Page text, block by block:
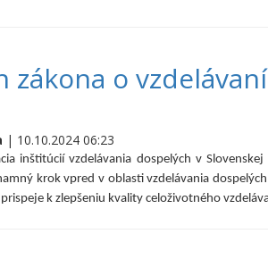
zákona o
| 10.10.2024 06:23
inštitúcií vzdelávania dospelých v
krok vpred v oblasti vzdelávania
k zlepšeniu kvality celoživotného